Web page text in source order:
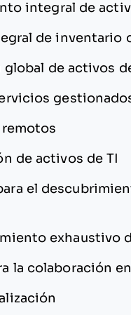
integral de
de inventario
de activos
remotos
de activos de TI
el
exhaustivo
la colaboración